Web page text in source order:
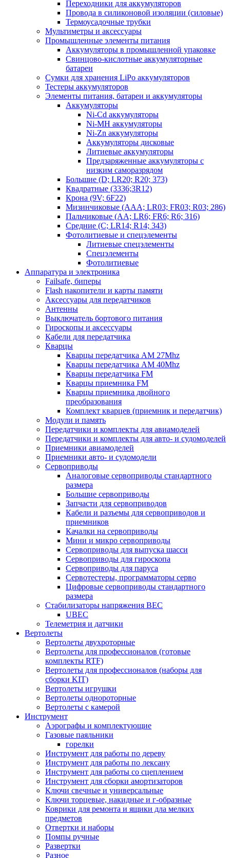
Переходники для аккумуляторов
Провода в силиконовой изоляции (силовые)
Термоусадочные трубки
Мультиметры и аксессуары
Промышленные элементы питания
Аккумуляторы в промышленной упаковке
Свинцово-кислотные аккумуляторные
батареи
Сумки для хранения LiPo аккумуляторов
Тестеры аккумуляторов
Элементы питания, батареи и аккумуляторы
Аккумуляторы
Ni-Cd аккумуляторы
Ni-MH аккумуляторы
Ni-Zn аккумуляторы
Аккумуляторы дисковые
Литиевые аккумуляторы
Предзаряженные аккумуляторы с
низким саморазрядом
Большие (D; LR20; R20; 373)
Квадратные (3336;3R12)
Крона (9V; 6F22)
Мизинчиковые (AAA; LR03; FR03; R03; 286)
Пальчиковые (AA; LR6; FR6; R6; 316)
Средние (C; LR14; R14; 343)
Фотолитиевые и спецэлементы
Литиевые спецэлементы
Спецэлементы
Фотолитиевые
Аппаратура и электроника
Failsafe, биперы
Flash накопители и карты памяти
Аксессуары для передатчиков
Антенны
Выключатель бортового питания
Гироскопы и аксессуары
Кабели для передатчика
Кварцы
Кварцы передатчика AM 27Mhz
Кварцы передатчика AM 40Mhz
Кварцы передатчика FM
Кварцы приемника FM
Кварцы приемника двойного
преобразования
Комплект кварцев (приемник и передатчик)
Модули и память
Передатчики и комплекты для авиамоделей
Передатчики и комплекты для авто- и судомоделей
Приемники авиамоделей
Приемники авто- и судомодели
Сервоприводы
Аналоговые сервоприводы стандартного
размера
Большие сервоприводы
Запчасти для сервоприводов
Кабели и разъемы для сервоприводов и
приемников
Качалки на сервоприводы
Мини и микро сервоприводы
Сервоприводы для выпуска шасси
Сервоприводы для гироскопа
Сервоприводы для паруса
Сервотестеры, программаторы серво
Цифровые сервоприводы стандартного
размера
Стабилизаторы напряжения BEC
UBEC
Телеметрия и датчики
Вертолеты
Вертолеты двухроторные
Вертолеты для профессионалов (готовые
комплекты RTF)
Вертолеты для профессионалов (наборы для
сборки KIT)
Вертолеты игрушки
Вертолеты однороторные
Вертолеты с камерой
Инструмент
Аэрографы и комплектующие
Газовые паяльники
горелки
Инструмент для работы по дереву
Инструмент для работы по лексану
Инструмент для работы со сцеплением
Инструмент для сборки амортизаторов
Ключи свечные и универсальные
Ключи торцевые, накидные и г-образные
Коврики для ремонта и ящики дла мелких
предметов
Отвертки и наборы
Помпы ручные
Развертки
Разное